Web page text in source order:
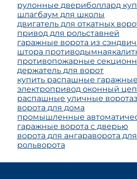
рулонные двериболлард
шлагбаум для школы
двигатель для откатных
привод для рольставней
гаражные ворота из
штора противодымная
противопожарные
держатель для ворот
купить распашные
электропривод оконный
распашные уличные ворота
ворота для дома
промышленные
гаражные ворота с дверью
ворота для ангараворота
рольворота